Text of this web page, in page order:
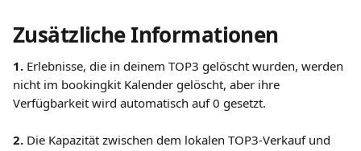
Zusätzliche Informationen
1. Erlebnisse, die in deinem TOP3 gelöscht wurden, werden
nicht im bookingkit Kalender gelöscht, aber ihre
Verfügbarkeit wird automatisch auf 0 gesetzt.
2. Die Kapazität zwischen dem lokalen TOP3-Verkauf und